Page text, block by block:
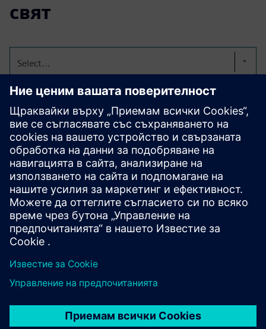
свят
Select...
Контрол на размерите в
процеса за
аерокосмическа
Машинно измерване в реално време и автоматична
компенсация за високопрецизни космически части,
намаляване на скрап, осигуряване на проследимост и
спазване на строги стандарти за качество.